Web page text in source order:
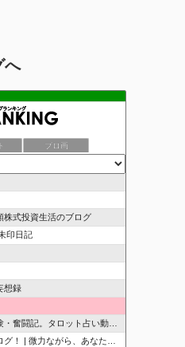
へ
ブロ画
株式投資生活のブログ
印日記
想録
記。タロット占い動画も配信中。
| 微力ながら、あなたを応援！